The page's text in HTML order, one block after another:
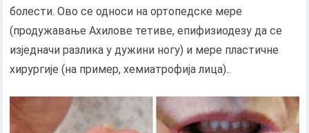
болести. Ово се односи на ортопедске мере
(продужавање Ахилове тетиве, епифизиодезу да се
изједначи разлика у дужини ногу) и мере пластичне
хирургије (на пример, хемиатрофија лица)..